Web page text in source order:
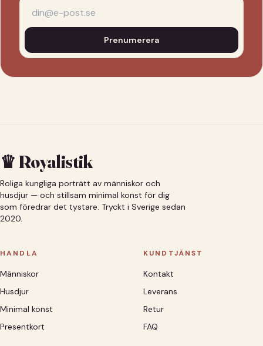
Prenumerera
♛ Royalistik
Roliga kungliga porträtt av människor och
husdjur — och stillsam minimal konst för dig
som föredrar det tystare. Tryckt i Sverige sedan
2020.
HANDLA
Människor
Husdjur
Minimal konst
Presentkort
KUNDTJÄNST
Kontakt
Leverans
Retur
FAQ